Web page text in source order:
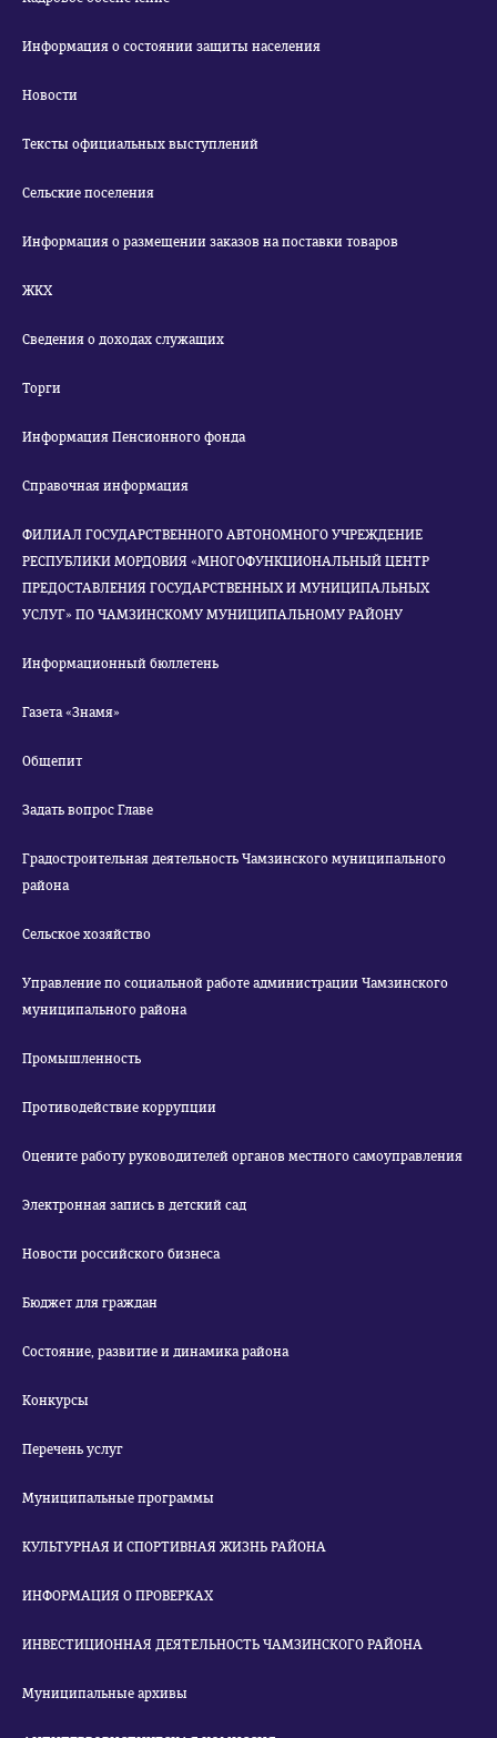
Информация о состоянии защиты населения
Новости
Тексты официальных выступлений
Сельские поселения
Информация о размещении заказов на поставки товаров
ЖКХ
Сведения о доходах служащих
Торги
Информация Пенсионного фонда
Справочная информация
ФИЛИАЛ ГОСУДАРСТВЕННОГО АВТОНОМНОГО УЧРЕЖДЕНИЕ
РЕСПУБЛИКИ МОРДОВИЯ «МНОГОФУНКЦИОНАЛЬНЫЙ ЦЕНТР
ПРЕДОСТАВЛЕНИЯ ГОСУДАРСТВЕННЫХ И МУНИЦИПАЛЬНЫХ
УСЛУГ» ПО ЧАМЗИНСКОМУ МУНИЦИПАЛЬНОМУ РАЙОНУ
Информационный бюллетень
Газета «Знамя»
Общепит
Задать вопрос Главе
Градостроительная деятельность Чамзинского муниципального
района
Сельское хозяйство
Управление по социальной работе администрации Чамзинского
муниципального района
Промышленность
Противодействие коррупции
Оцените работу руководителей органов местного самоуправления
Электронная запись в детский сад
Новости российского бизнеса
Бюджет для граждан
Состояние, развитие и динамика района
Конкурсы
Перечень услуг
Муниципальные программы
КУЛЬТУРНАЯ И СПОРТИВНАЯ ЖИЗНЬ РАЙОНА
ИНФОРМАЦИЯ О ПРОВЕРКАХ
ИНВЕСТИЦИОННАЯ ДЕЯТЕЛЬНОСТЬ ЧАМЗИНСКОГО РАЙОНА
Муниципальные архивы